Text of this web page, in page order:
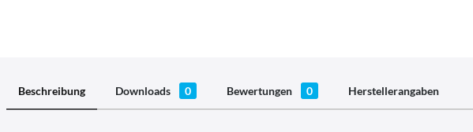
Beschreibung Downloads 0 Bewertungen 0 Herstellerangaben